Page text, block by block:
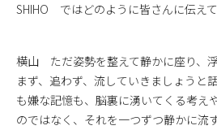
SHIHO ではどのように皆さんに伝え
横山 ただ姿勢を整えて静かに座り、
まず、追わず、流していきましょうと
も嫌な記憶も、脳裏に湧いてくる考え
のではなく、それを一つずつ静かに流